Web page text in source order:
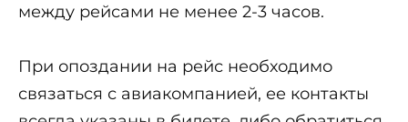
между рейсами не менее 2-3 часов.
При опоздании на рейс необходимо
связаться с авиакомпанией, ее контакты